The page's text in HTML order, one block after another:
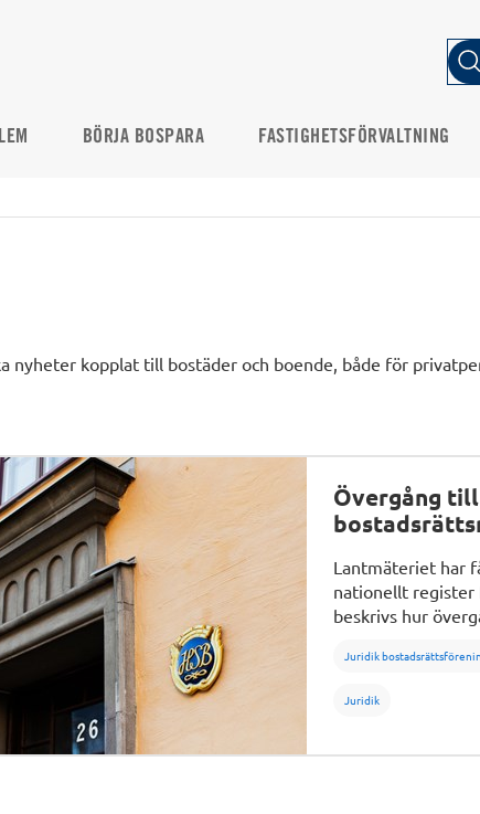
BÖRJA BOSPARA FASTIGHETSFÖRVALTNING
nyheter kopplat till bostäder och boende, både för
Övergång
Lantmäteriet har
nationellt register
beskrivs hur
Juridik
Juridik